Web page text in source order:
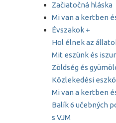
Začiatočná hláska
Mi van a kertben
Évszakok +
Hol élnek az
Mit eszünk és
Zöldség és
Közlekedési
Mi van a kertben
Balík 6 učebných
s VJM